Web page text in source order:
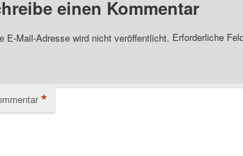
einen Kommentar
E-Mail-Adresse wird nicht veröffentlicht. Erforderliche
*